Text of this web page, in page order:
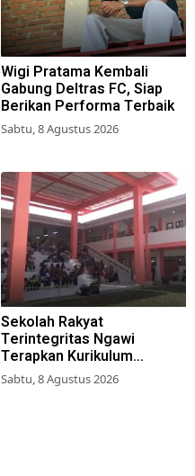
Wigi Pratama Kembali
Gabung Deltras FC, Siap
Berikan Performa Terbaik
Sabtu, 8 Agustus 2026
Sekolah Rakyat
Terintegritas Ngawi
Terapkan Kurikulum
Berbasis Asrama
Sabtu, 8 Agustus 2026